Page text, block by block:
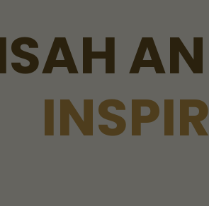
INSPIR
SAHAN